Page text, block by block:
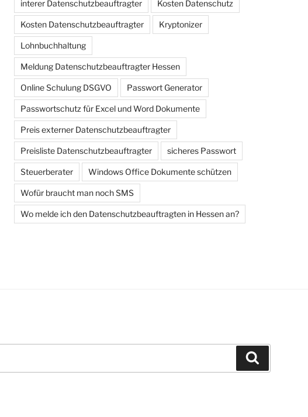
interer Datenschutzbeauftragter Kosten Datenschutz
Kosten Datenschutzbeauftragter Kryptonizer
Lohnbuchhaltung
Meldung Datenschutzbeauftragter Hessen
Online Schulung DSGVO Passwort Generator
Passwortschutz für Excel und Word Dokumente
Preis externer Datenschutzbeauftragter
Preisliste Datenschutzbeauftragter sicheres Passwort
Steuerberater Windows Office Dokumente schützen
Wofür braucht man noch SMS
Wo melde ich den Datenschutzbeauftragten in Hessen an?